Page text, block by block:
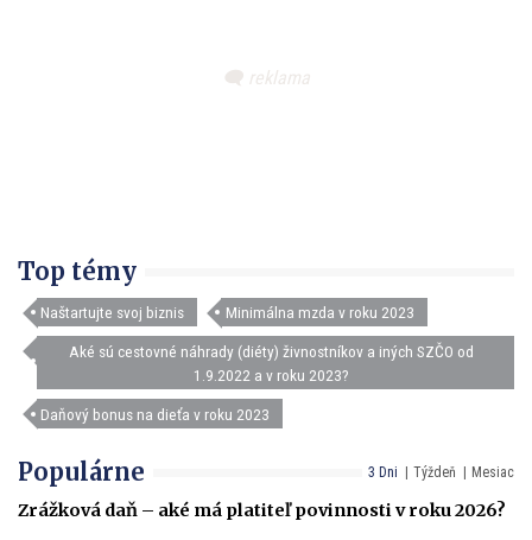
Top témy
Naštartujte svoj biznis Minimálna mzda v roku 2023
Aké sú cestovné náhrady (diéty) živnostníkov a iných SZČO od
1.9.2022 a v roku 2023?
Daňový bonus na dieťa v roku 2023
3 Dni Týždeň Mesiac
Populárne
Zrážková daň – aké má platiteľ povinnosti v roku 2026?